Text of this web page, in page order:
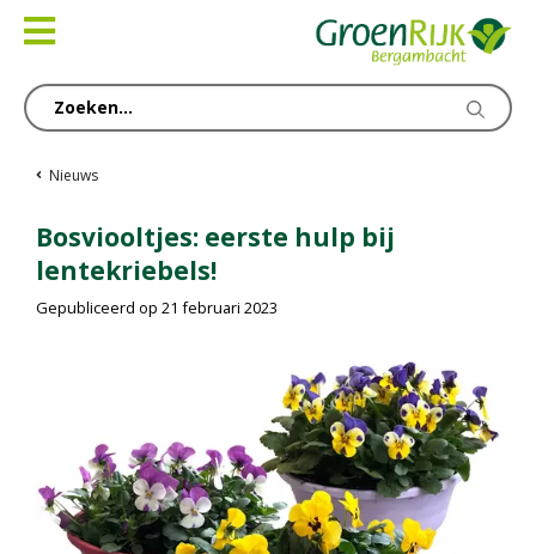
naar
Nieuws
Bosviooltjes: eerste hulp bij
lentekriebels!
Gepubliceerd op 21 februari 2023